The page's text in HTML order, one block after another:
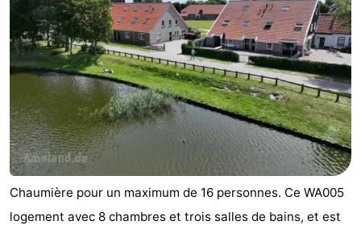
Wadden
Médicales
Région
Friesland
-
Leeuwarden
Îles
de
la
-
Schiermonnikoog
-
Chaumière pour un maximum de 16 personnes. Ce WA005
logement avec 8 chambres et trois salles de bains, et est